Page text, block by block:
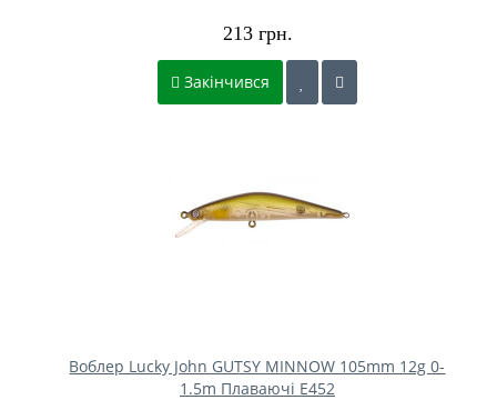
213 грн.
Закінчився
Воблер Lucky John GUTSY MINNOW 105mm 12g 0-
1.5m Плаваючі E452